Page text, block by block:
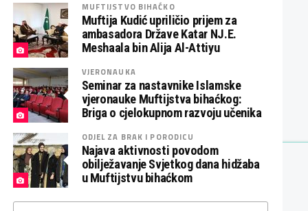
MUFTIJSTVO BIHAĆKO
Muftija Kudić upriličio prijem za
ambasadora Države Katar NJ.E.
Meshaala bin Alija Al-Attiyu
VJERONAUKA
Seminar za nastavnike Islamske
vjeronauke Muftijstva bihaćkog:
Briga o cjelokupnom razvoju učenika
ODJEL ZA BRAK I PORODICU
Najava aktivnosti povodom
obilježavanje Svjetkog dana hidžaba
u Muftijstvu bihaćkom